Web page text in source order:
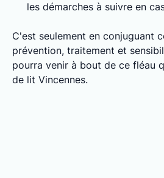
les démarches à suivre en
C'est seulement en conjuguant
prévention, traitement et
pourra venir à bout de ce fléau
de lit Vincennes.